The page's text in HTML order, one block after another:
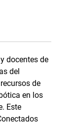
docentes de
del
de
en los
Este